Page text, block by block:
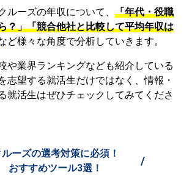
ルーズの年収について、 「年代・役職
？」「競合他社と比較して平均年収は
ど様々な角度で分析していきます。
や業界ランキングなども紹介している
志望する就活生だけではなく、情報・
就活生はぜひチェックしてみてくださ
ルーズの選考対策に必須！
おすすめツール3選！
/